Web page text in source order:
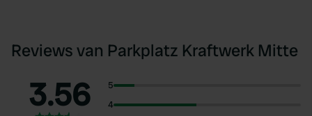
Reviews van Parkplatz Kraftwerk Mitte
3.56
5
4